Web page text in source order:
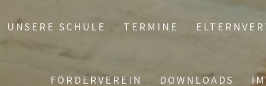
UNSERE SCHULE TERMINE
FÖRDERVEREIN DOWNLOADS